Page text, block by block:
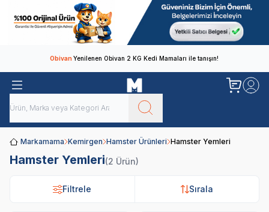
ObivanYenilenen Obivan 2 KG Kedi Mamaları ile tanışın!
Markamama Kemirgen Hamster Ürünleri Hamster Yemleri
Hamster Yemleri(2 Ürün)
Filtrele Sırala
Filtrele Sırala